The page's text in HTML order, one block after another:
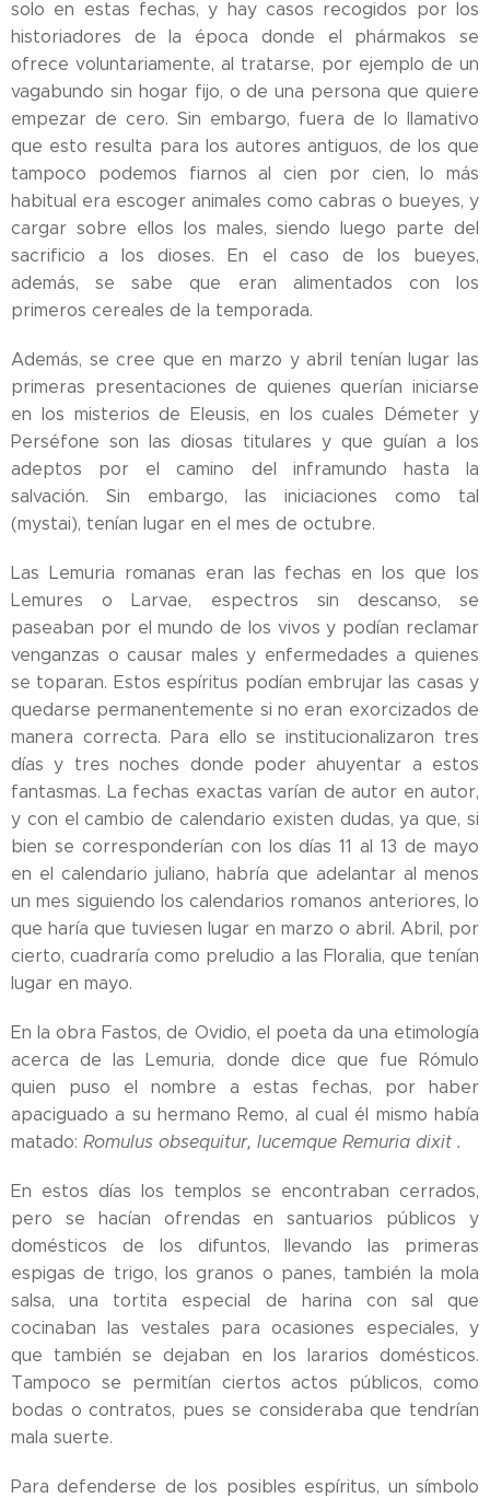
solo en estas fechas, y hay casos recogidos por los
historiadores de la época donde el phármakos se
ofrece voluntariamente, al tratarse, por ejemplo de un
vagabundo sin hogar fijo, o de una persona que quiere
empezar de cero. Sin embargo, fuera de lo llamativo
que esto resulta para los autores antiguos, de los que
tampoco podemos fiarnos al cien por cien, lo más
habitual era escoger animales como cabras o bueyes, y
cargar sobre ellos los males, siendo luego parte del
sacrificio a los dioses. En el caso de los bueyes,
además, se sabe que eran alimentados con los
primeros cereales de la temporada.
Además, se cree que en marzo y abril tenían lugar las
primeras presentaciones de quienes querían iniciarse
en los misterios de Eleusis, en los cuales Démeter y
Perséfone son las diosas titulares y que guían a los
adeptos por el camino del inframundo hasta la
salvación. Sin embargo, las iniciaciones como tal
(mystai), tenían lugar en el mes de octubre.
Las Lemuria romanas eran las fechas en los que los
Lemures o Larvae, espectros sin descanso, se
paseaban por el mundo de los vivos y podían reclamar
venganzas o causar males y enfermedades a quienes
se toparan. Estos espíritus podían embrujar las casas y
quedarse permanentemente si no eran exorcizados de
manera correcta. Para ello se institucionalizaron tres
días y tres noches donde poder ahuyentar a estos
fantasmas. La fechas exactas varían de autor en autor,
y con el cambio de calendario existen dudas, ya que, si
bien se corresponderían con los días 11 al 13 de mayo
en el calendario juliano, habría que adelantar al menos
un mes siguiendo los calendarios romanos anteriores, lo
que haría que tuviesen lugar en marzo o abril. Abril, por
cierto, cuadraría como preludio a las Floralia, que tenían
lugar en mayo.
En la obra Fastos, de Ovidio, el poeta da una etimología
acerca de las Lemuria, donde dice que fue Rómulo
quien puso el nombre a estas fechas, por haber
apaciguado a su hermano Remo, al cual él mismo había
matado: Romulus obsequitur, lucemque Remuria dixit .
En estos días los templos se encontraban cerrados,
pero se hacían ofrendas en santuarios públicos y
domésticos de los difuntos, llevando las primeras
espigas de trigo, los granos o panes, también la mola
salsa, una tortita especial de harina con sal que
cocinaban las vestales para ocasiones especiales, y
que también se dejaban en los lararios domésticos.
Tampoco se permitían ciertos actos públicos, como
bodas o contratos, pues se consideraba que tendrían
mala suerte.
Para defenderse de los posibles espíritus, un símbolo